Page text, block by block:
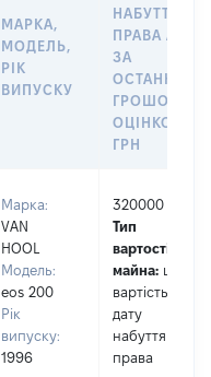
МАРКА,
МОДЕЛЬ,
РІК
ВИПУСКУ
НАБУТТЯ
ПРАВА АБО
ЗА
ГРОШОВОЮ
ОЦІНКОЮ,
ГРН
Марка:
VAN
HOOL
Модель:
eos 200
Рік
випуску:
1996
320000
Тип
вартості
майна: це
вартість на
дату
набуття
права